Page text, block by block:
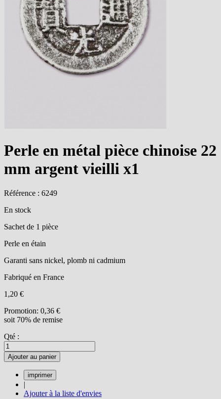
Perle en métal pièce chinoise 22
mm argent vieilli x1
Référence : 6249
En stock
Sachet de 1 pièce
Perle en étain
Garanti sans nickel, plomb ni cadmium
Fabriqué en France
1,20 €
Promotion: 0,36 €
soit 70% de remise
Qté :
Ajouter au panier
|
Ajouter à la liste d'envies